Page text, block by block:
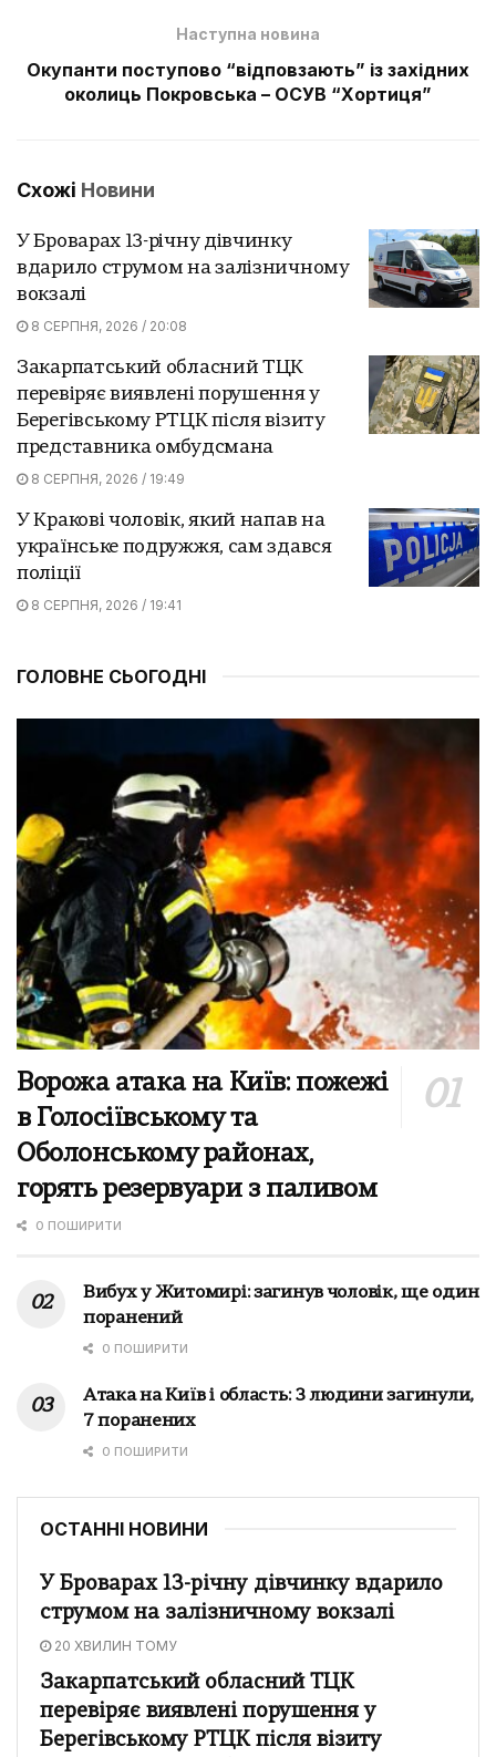
Наступна новина
Окупанти поступово “відповзають” із західних
околиць Покровська – ОСУВ “Хортиця”
Схожі Новини
У Броварах 13-річну дівчинку
вдарило струмом на залізничному
вокзалі
8 СЕРПНЯ, 2026 / 20:08
Закарпатський обласний ТЦК
перевіряє виявлені порушення у
Берегівському РТЦК після візиту
представника омбудсмана
8 СЕРПНЯ, 2026 / 19:49
У Кракові чоловік, який напав на
українське подружжя, сам здався
поліції
8 СЕРПНЯ, 2026 / 19:41
ГОЛОВНЕ СЬОГОДНІ
Ворожа атака на Київ: пожежі
в Голосіївському та
Оболонському районах,
горять резервуари з паливом
0 ПОШИРИТИ
Вибух у Житомирі: загинув чоловік, ще один
поранений
0 ПОШИРИТИ
Атака на Київ і область: 3 людини загинули,
7 поранених
0 ПОШИРИТИ
ОСТАННІ НОВИНИ
У Броварах 13-річну дівчинку вдарило
струмом на залізничному вокзалі
20 ХВИЛИН ТОМУ
Закарпатський обласний ТЦК
перевіряє виявлені порушення у
Берегівському РТЦК після візиту